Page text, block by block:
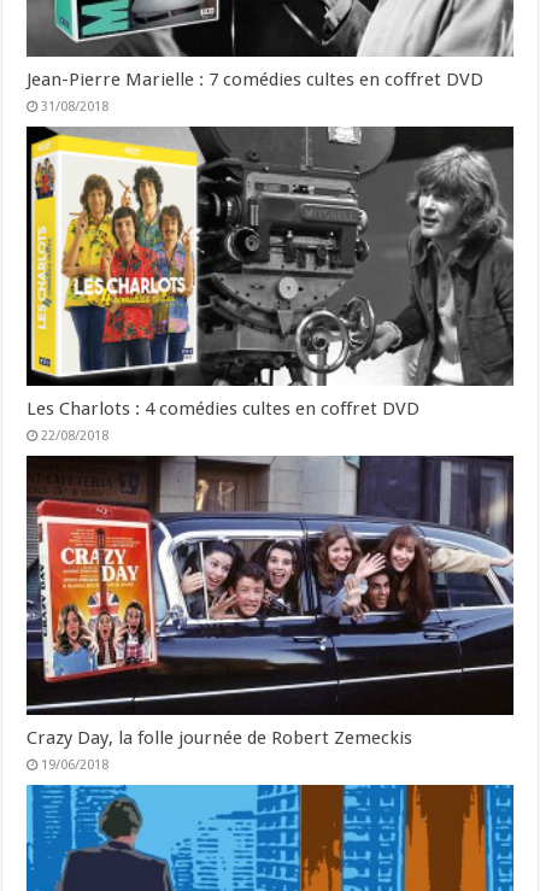
Jean-Pierre Marielle : 7 comédies cultes en coffret DVD
31/08/2018
Les Charlots : 4 comédies cultes en coffret DVD
22/08/2018
Crazy Day, la folle journée de Robert Zemeckis
19/06/2018